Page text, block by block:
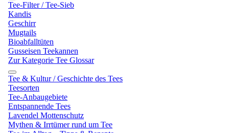
Tee-Filter / Tee-Sieb
Kandis
Geschirr
Mugtails
Bioabfalltüten
Gusseisen Teekannen
Zur Kategorie Tee Glossar
Tee & Kultur / Geschichte des Tees
Teesorten
Tee-Anbaugebiete
Entspannende Tees
Lavendel Mottenschutz
Mythen & Irrtümer rund um Tee